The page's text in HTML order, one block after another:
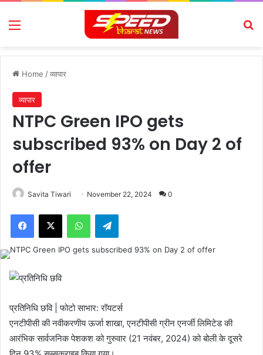
Menu
Home /व्यापार
व्यापार
NTPC Green IPO gets
subscribed 93% on Day 2 of
offer
Savita Tiwari November 22, 2024 0
Facebook
X WhatsAppTelegram
प्रतिनिधि छवि | फोटो साभार: रॉयटर्स
एनटीपीसी की नवीकरणीय ऊर्जा शाखा, एनटीपीसी ग्रीन एनर्जी लिमिटेड की
आरंभिक सार्वजनिक पेशकश को गुरुवार (21 नवंबर, 2024) को बोली के दूसरे